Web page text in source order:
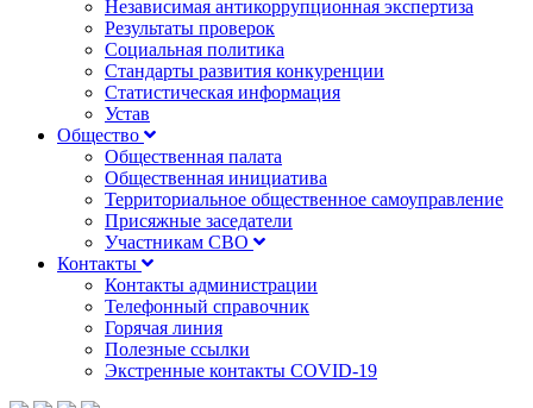
Независимая антикоррупционная экспертиза
Результаты проверок
Социальная политика
Стандарты развития конкуренции
Статистическая информация
Устав
Общество
Общественная палата
Общественная инициатива
Территориальное общественное самоуправление
Присяжные заседатели
Участникам СВО
Контакты
Контакты администрации
Телефонный справочник
Горячая линия
Полезные ссылки
Экстренные контакты COVID-19